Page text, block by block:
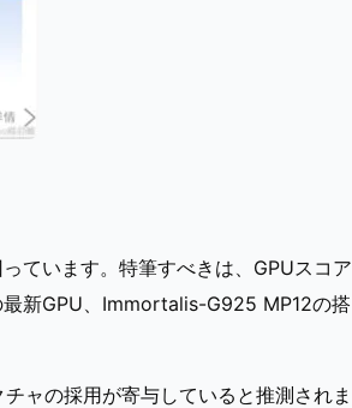
ています。特筆すべきは、GPUスコア
新GPU、Immortalis-G925 MP12の搭
ャの採用が寄与していると推測されま